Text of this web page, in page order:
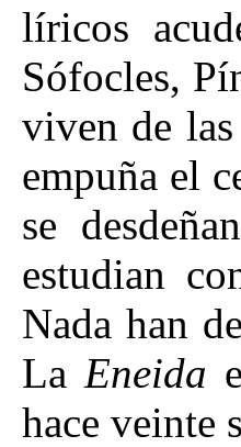
líricos
Sófocles,
viven de
empuña el
se
estudian
Nada han
La Eneida
hace veinte